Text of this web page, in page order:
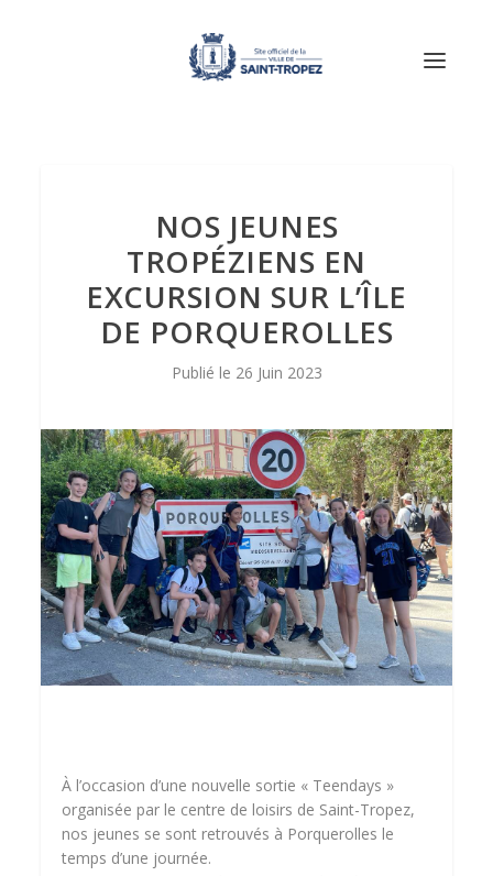
NOS JEUNES
TROPÉZIENS EN
EXCURSION SUR L’ÎLE
DE PORQUEROLLES
26 Juin 2023
À l’occasion d’une nouvelle sortie « Teendays »
organisée par le centre de loisirs de Saint-Tropez,
nos jeunes se sont retrouvés à Porquerolles le
temps d’une journée.